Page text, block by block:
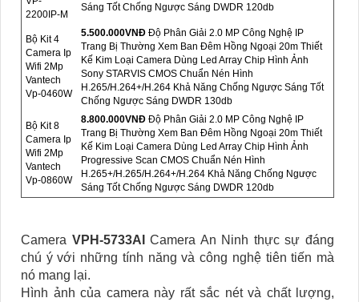
2200IP-M
Sáng Tốt Chống Ngược Sáng DWDR 120db
Bộ Kit 4
Camera Ip
Wifi 2Mp
Vantech
Vp-0460W
5.500.000VNÐ Độ Phân Giải 2.0 MP Công Nghệ IP
Trang Bị Thường Xem Ban Đêm Hồng Ngoại 20m Thiết
Kế Kim Loại Camera Dùng Led Array Chip Hình Ảnh
Sony STARVIS CMOS Chuẩn Nén Hình
H.265/H.264+/H.264 Khả Năng Chống Ngược Sáng Tốt
Chống Ngược Sáng DWDR 130db
Bộ Kit 8
Camera Ip
Wifi 2Mp
Vantech
Vp-0860W
8.800.000VNÐ Độ Phân Giải 2.0 MP Công Nghệ IP
Trang Bị Thường Xem Ban Đêm Hồng Ngoại 20m Thiết
Kế Kim Loại Camera Dùng Led Array Chip Hình Ảnh
Progressive Scan CMOS Chuẩn Nén Hình
H.265+/H.265/H.264+/H.264 Khả Năng Chống Ngược
Sáng Tốt Chống Ngược Sáng DWDR 120db
Camera VPH-5733AI
Camera An Ninh thực sự đáng
chú ý với những tính năng và công nghệ tiên tiến mà
nó mang lại.
Hình ảnh của camera này rất sắc nét và chất lượng,